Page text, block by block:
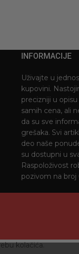
INFORMACIJE
Uživajte u
kupovini.
precizniji u
samih cena, ali
da su sve
grešaka. Svi
deo naše
su dostupni u
Raspoloživost
pozivom na broj
kolačića.